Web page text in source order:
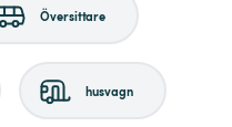
Översittare
husvagn